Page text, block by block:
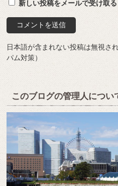
新しい投稿をメールで受け取る
日本語が含まれない投稿は無視さ
パム対策）
このブログの管理人につい